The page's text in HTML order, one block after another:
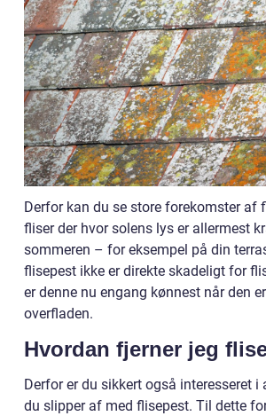
Derfor kan du se store forekomster af
fliser der hvor solens lys er allermest
sommeren – for eksempel på din
flisepest ikke er direkte skadeligt for
er denne nu engang kønnest når den
overfladen.
Hvordan fjerner jeg
Derfor er du sikkert også interesseret i
du slipper af med flisepest. Til dette